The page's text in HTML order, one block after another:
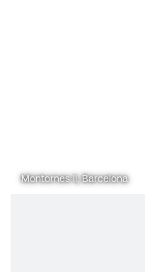
Montornes II, Barcelona